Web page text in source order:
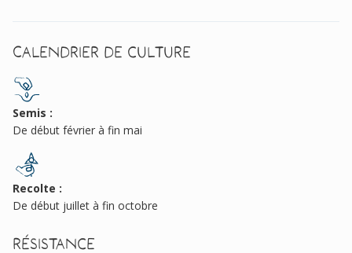
Calendrier de culture
Semis :
De début février à fin mai
Recolte :
De début juillet à fin octobre
Résistance